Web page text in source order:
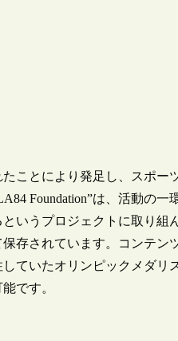
ことにより発足し、スポー
Foundation”は、活動の
いうプロジェクトに取り組
存されています。コンテン
ていたオリンピックメダリ
です。